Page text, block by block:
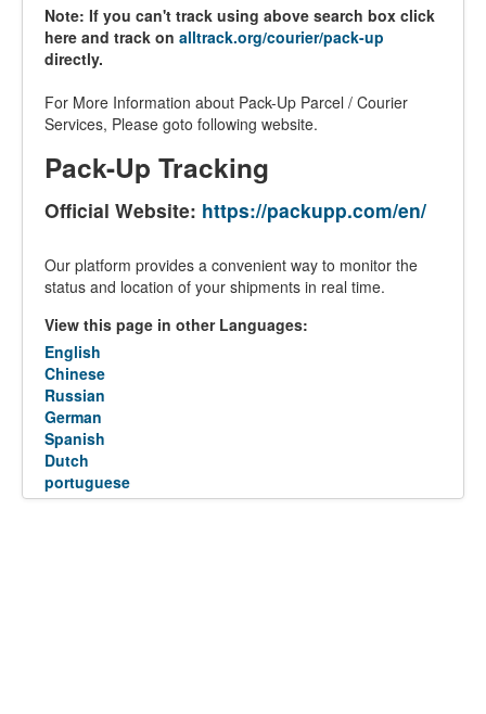
Note: If you can't track using above search box click
here and track on alltrack.org/courier/pack-up
directly.
For More Information about Pack-Up Parcel / Courier
Services, Please goto following website.
Pack-Up Tracking
Official Website: https://packupp.com/en/
Our platform provides a convenient way to monitor the
status and location of your shipments in real time.
View this page in other Languages:
English
Chinese
Russian
German
Spanish
Dutch
portuguese